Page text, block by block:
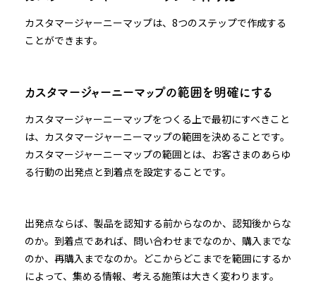
カスタマージャーニーマップは、8つのステップで作成する
ことができます。
カスタマージャーニーマップの範囲を明確にする
カスタマージャーニーマップをつくる上で最初にすべきこと
は、カスタマージャーニーマップの範囲を決めることです。
カスタマージャーニーマップの範囲とは、お客さまのあらゆ
る行動の出発点と到着点を設定することです。
出発点ならば、製品を認知する前からなのか、認知後からな
のか。到着点であれば、問い合わせまでなのか、購入までな
のか、再購入までなのか。どこからどこまでを範囲にするか
によって、集める情報、考える施策は大きく変わります。